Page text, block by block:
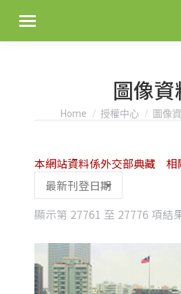
圖像
You are here:
Home 授權中心 圖像
顯示第 27761 至 27776 項結
本網站資料係外交部典藏 相